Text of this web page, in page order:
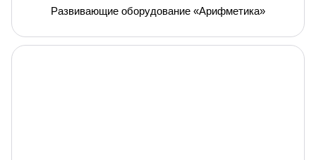
Развивающие оборудование «Арифметика»